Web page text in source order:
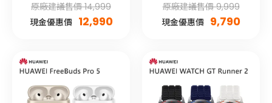
原廠建議售價 14,999
現金優惠價 12,990
原廠建議售價 9,999
現金優惠價 9,790